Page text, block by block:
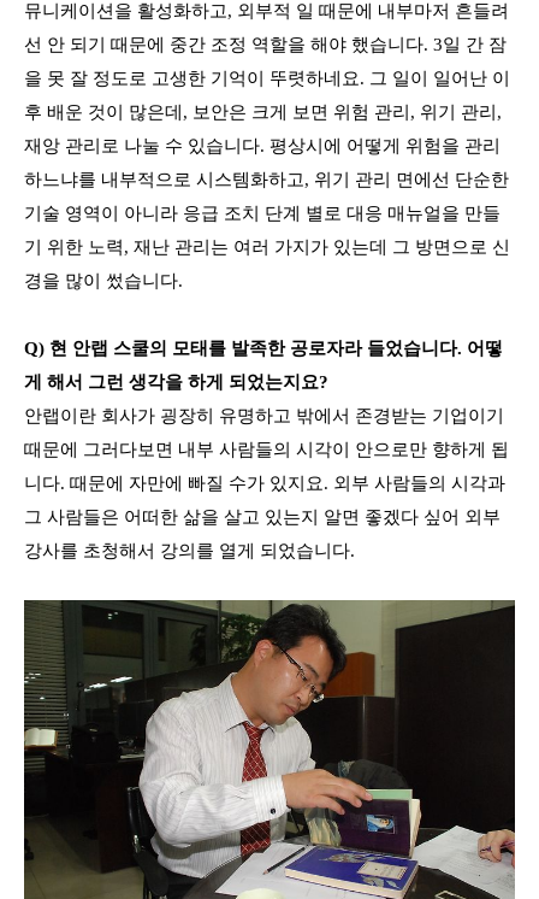
뮤니케이션을 활성화하고, 외부적 일 때문에 내부마저 흔들려
선 안 되기 때문에 중간 조정 역할을 해야 했습니다. 3일 간 잠
을 못 잘 정도로 고생한 기억이 뚜렷하네요. 그 일이 일어난 이
후 배운 것이 많은데, 보안은 크게 보면 위험 관리, 위기 관리,
재앙 관리로 나눌 수 있습니다. 평상시에 어떻게 위험을 관리
하느냐를 내부적으로 시스템화하고, 위기 관리 면에선 단순한
기술 영역이 아니라 응급 조치 단계 별로 대응 매뉴얼을 만들
기 위한 노력, 재난 관리는 여러 가지가 있는데 그 방면으로 신
경을 많이 썼습니다.
Q) 현 안랩 스쿨의 모태를 발족한 공로자라 들었습니다. 어떻
게 해서 그런 생각을 하게 되었는지요?
안랩이란 회사가 굉장히 유명하고 밖에서 존경받는 기업이기
때문에 그러다보면 내부 사람들의 시각이 안으로만 향하게 됩
니다. 때문에 자만에 빠질 수가 있지요. 외부 사람들의 시각과
그 사람들은 어떠한 삶을 살고 있는지 알면 좋겠다 싶어 외부
강사를 초청해서 강의를 열게 되었습니다.